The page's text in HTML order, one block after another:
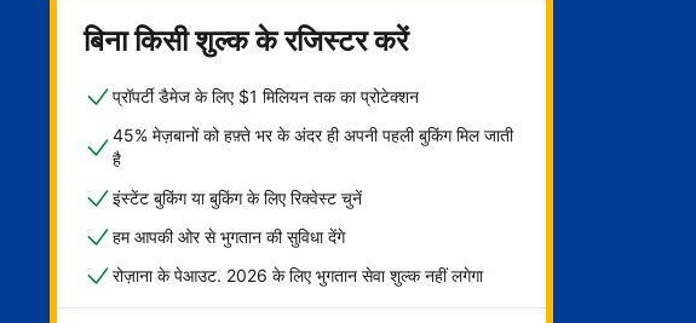
बिना किसी शुल्क के रजिस्टर करें
प्रॉपर्टी डैमेज के लिए $1 मिलियन तक का प्रोटेक्शन
45% मेज़बानों को हफ़्ते भर के अंदर ही अपनी पहली बुकिंग मिल जाती
है
इंस्टेंट बुकिंग या बुकिंग के लिए रिक्वेस्ट चुनें
हम आपकी ओर से भुगतान की सुविधा देंगे
रोज़ाना के पेआउट. 2026 के लिए भुगतान सेवा शुल्क नहीं लगेगा